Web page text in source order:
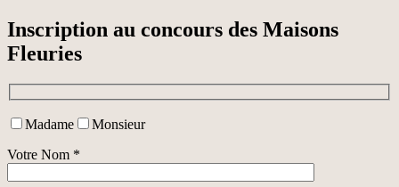
Inscription au concours des Maisons
Fleuries
Madame
Monsieur
Votre Nom *